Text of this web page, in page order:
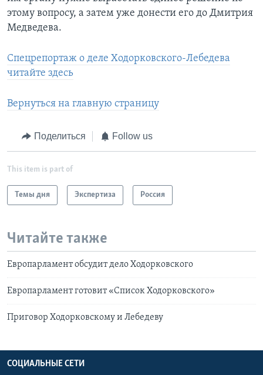
этому вопросу, а затем уже донести его до Дмитрия
Медведева.
Спецрепортаж о деле Ходорковского-Лебедева
читайте здесь
Вернуться на главную страницу
Поделиться Follow us
This item is part of
Темы дня Экспертиза Россия
Читайте также
Европарламент обсудит дело Ходорковского
Европарламент готовит «Список Ходорковского»
Приговор Ходорковскому и Лебедеву
СОЦИАЛЬНЫЕ СЕТИ